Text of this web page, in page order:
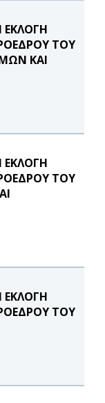
ΕΚΛΟΓΗ
ΤΟΥ
ΚΑΙ
ΕΚΛΟΓΗ
ΤΟΥ
ΕΚΛΟΓΗ
ΤΟΥ